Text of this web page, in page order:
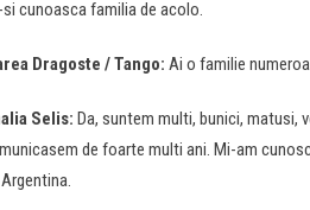
cunoasca familia de acolo.
Dragoste / Tango: Ai o familie
Selis: Da, suntem multi, bunici, matusi,
de foarte multi ani. Mi-am